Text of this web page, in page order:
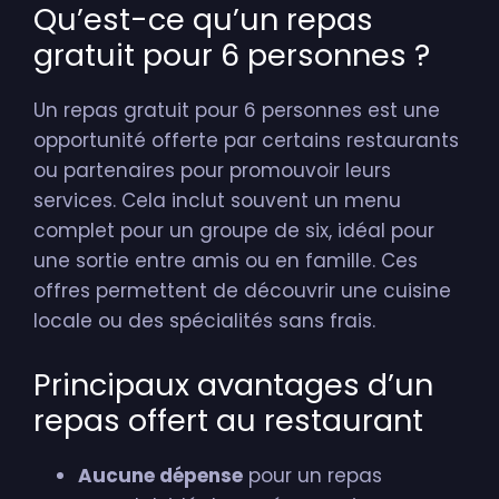
Qu’est-ce qu’un repas
gratuit pour 6 personnes ?
Un repas gratuit pour 6 personnes est une
opportunité offerte par certains restaurants
ou partenaires pour promouvoir leurs
services. Cela inclut souvent un menu
complet pour un groupe de six, idéal pour
une sortie entre amis ou en famille. Ces
offres permettent de découvrir une cuisine
locale ou des spécialités sans frais.
Principaux avantages d’un
repas offert au restaurant
Aucune dépense pour un repas